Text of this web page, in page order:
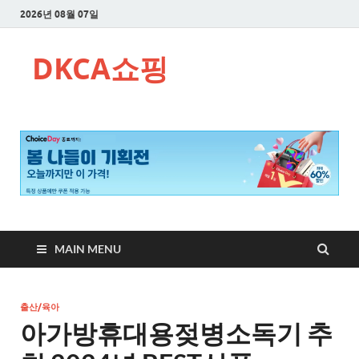
2026년 08월 07일
DKCA쇼핑
MAIN MENU
출산/육아
아가방휴대용젖병소독기 추